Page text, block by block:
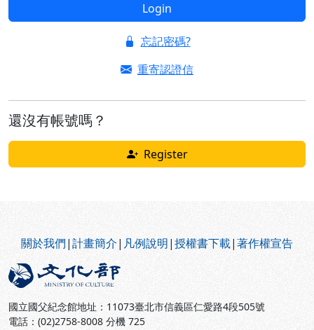
Login
忘記密碼?
重寄認證信
還沒有帳號嗎？
Register
關於我們|計畫簡介| 凡例說明|授權書下載|著作權宣告
國立國父紀念館地址：11073臺北市信義區仁愛路4段505號
電話：(02)2758-8008 分機 725